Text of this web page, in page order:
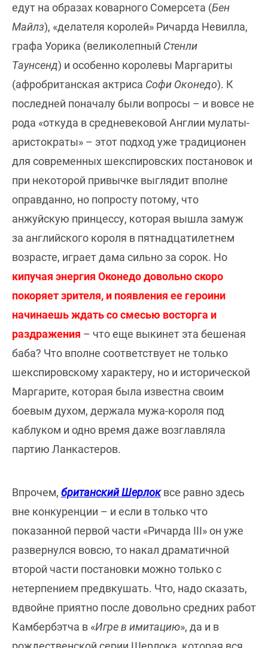
едут на образах коварного Сомерсета (Бен
Майлз), «делателя королей» Ричарда Невилла,
графа Уорика (великолепный Стенли
Таунсенд) и особенно королевы Маргариты
(афробританская актриса Софи Оконедо). К
последней поначалу были вопросы – и вовсе не
рода «откуда в средневековой Англии мулаты-
аристократы» – этот подход уже традиционен
для современных шекспировских постановок и
при некоторой привычке выглядит вполне
оправданно, но попросту потому, что
анжуйскую принцессу, которая вышла замуж
за английского короля в пятнадцатилетнем
возрасте, играет дама сильно за сорок. Но
кипучая энергия Оконедо довольно скоро
покоряет зрителя, и появления ее героини
начинаешь ждать со смесью восторга и
раздражения – что еще выкинет эта бешеная
баба? Что вполне соответствует не только
шекспировскому характеру, но и исторической
Маргарите, которая была известна своим
боевым духом, держала мужа-короля под
каблуком и одно время даже возглавляла
партию Ланкастеров.
Впрочем, британский Шерлоквсе равно здесь
вне конкуренции – и если в только что
показанной первой части «Ричарда III» он уже
развернулся вовсю, то накал драматичной
второй части постановки можно только с
нетерпением предвкушать. Что, надо сказать,
вдвойне приятно после довольно средних работ
Камбербэтча в «Игре в имитацию», да и в